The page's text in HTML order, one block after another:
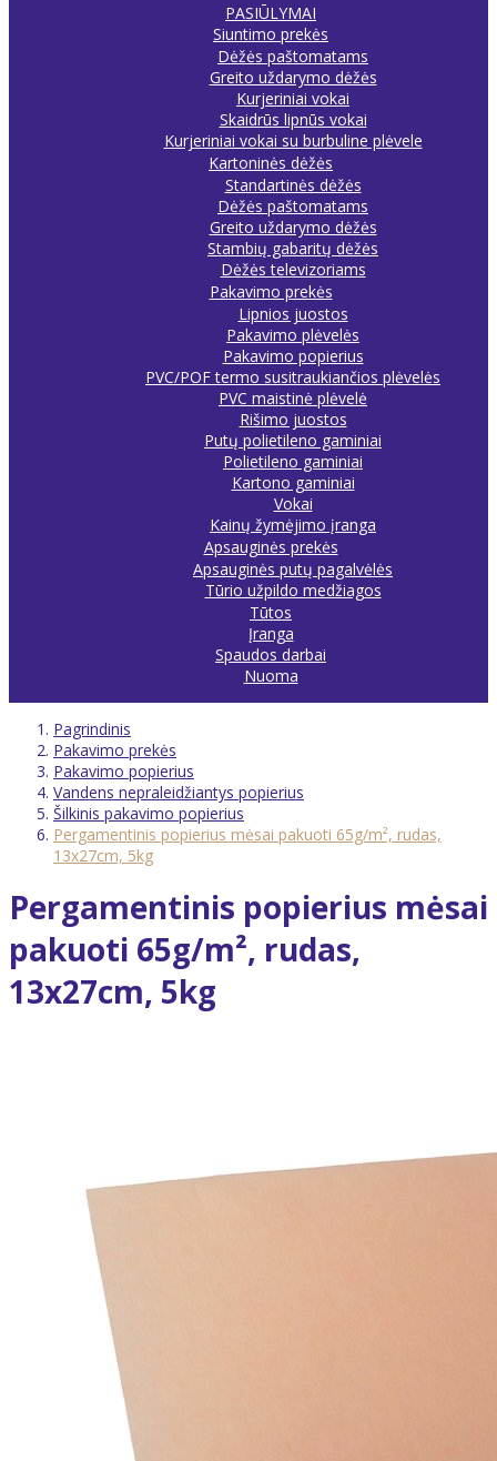
PASIŪLYMAI
Siuntimo prekės
Dėžės paštomatams
Greito uždarymo dėžės
Kurjeriniai vokai
Skaidrūs lipnūs vokai
Kurjeriniai vokai su burbuline plėvele
Kartoninės dėžės
Standartinės dėžės
Dėžės paštomatams
Greito uždarymo dėžės
Stambių gabaritų dėžės
Dėžės televizoriams
Pakavimo prekės
Lipnios juostos
Pakavimo plėvelės
Pakavimo popierius
PVC/POF termo susitraukiančios plėvelės
PVC maistinė plėvelė
Rišimo juostos
Putų polietileno gaminiai
Polietileno gaminiai
Kartono gaminiai
Vokai
Kainų žymėjimo įranga
Apsauginės prekės
Apsauginės putų pagalvėlės
Tūrio užpildo medžiagos
Tūtos
Įranga
Spaudos darbai
Nuoma
Pagrindinis
Pakavimo prekės
Pakavimo popierius
Vandens nepraleidžiantys popierius
Šilkinis pakavimo popierius
Pergamentinis popierius mėsai pakuoti 65g/m², rudas,
13x27cm, 5kg
Pergamentinis popierius mėsai
pakuoti 65g/m², rudas,
13x27cm, 5kg